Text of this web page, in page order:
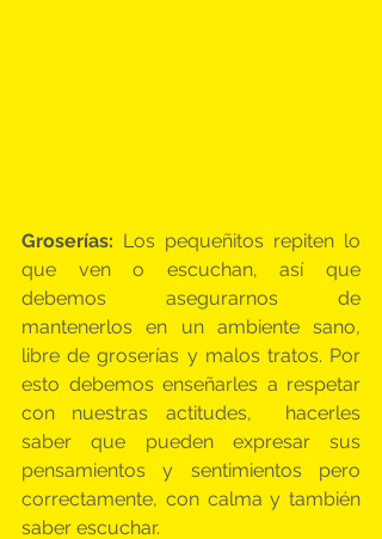
Groserías: Los pequeñitos repiten lo
que ven o escuchan, así que
debemos asegurarnos de
mantenerlos en un ambiente sano,
libre de groserías y malos tratos. Por
esto debemos enseñarles a respetar
con nuestras actitudes,  hacerles
saber que pueden expresar sus
pensamientos y sentimientos pero
correctamente, con calma y también
saber escuchar.